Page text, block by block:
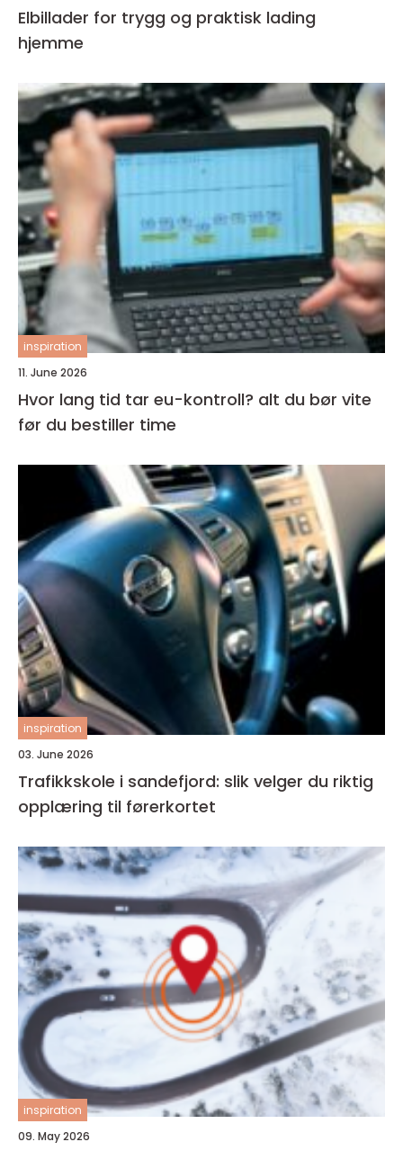
Elbillader for trygg og praktisk lading
hjemme
inspiration
11. June 2026
Hvor lang tid tar eu-kontroll? alt du bør vite
før du bestiller time
inspiration
03. June 2026
Trafikkskole i sandefjord: slik velger du riktig
opplæring til førerkortet
inspiration
09. May 2026